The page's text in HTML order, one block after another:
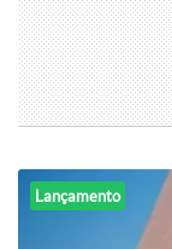
tem uma linha
Lançamento